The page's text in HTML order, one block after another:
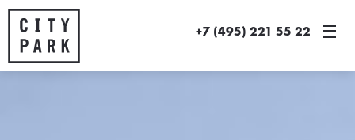
+7 (495) 221 55 22